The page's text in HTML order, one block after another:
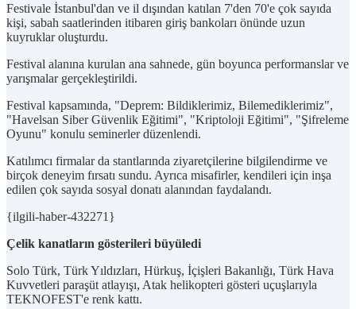
Festivale İstanbul'dan ve il dışından katılan 7'den 70'e çok sayıda
kişi, sabah saatlerinden itibaren giriş bankoları önünde uzun
kuyruklar oluşturdu.
Festival alanına kurulan ana sahnede, gün boyunca performanslar ve
yarışmalar gerçekleştirildi.
Festival kapsamında, "Deprem: Bildiklerimiz, Bilemediklerimiz",
"Havelsan Siber Güvenlik Eğitimi", "Kriptoloji Eğitimi", "Şifreleme
Oyunu" konulu seminerler düzenlendi.
Katılımcı firmalar da stantlarında ziyaretçilerine bilgilendirme ve
birçok deneyim fırsatı sundu. Ayrıca misafirler, kendileri için inşa
edilen çok sayıda sosyal donatı alanından faydalandı.
{ilgili-haber-432271}
Çelik kanatların gösterileri büyüledi
Solo Türk, Türk Yıldızları, Hürkuş, İçişleri Bakanlığı, Türk Hava
Kuvvetleri paraşüt atlayışı, Atak helikopteri gösteri uçuşlarıyla
TEKNOFEST'e renk kattı.